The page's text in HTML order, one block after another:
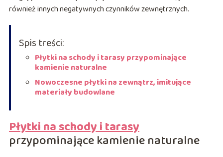
również innych negatywnych czynników zewnętrznych.
Spis treści:
Płytki na schody i tarasy przypominające
kamienie naturalne
Nowoczesne płytki na zewnątrz, imitujące
materiały budowlane
Płytki na schody i tarasy
przypominające kamienie naturalne